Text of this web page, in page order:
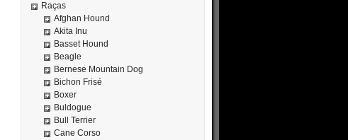
Raças
Afghan Hound
Akita Inu
Basset Hound
Beagle
Bernese Mountain Dog
Bichon Frisé
Boxer
Buldogue
Bull Terrier
Cane Corso